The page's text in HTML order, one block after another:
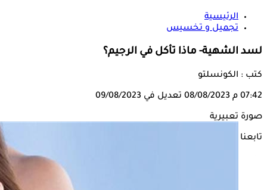
الرئيسية
تجميل و تخسيس
لسد الشهية- ماذا تأكل في الرجيم؟
كتب : الكونسلتو
07:42 م 08/08/2023 تعديل في 09/08/2023
صورة تعبيرية
تابعنا على